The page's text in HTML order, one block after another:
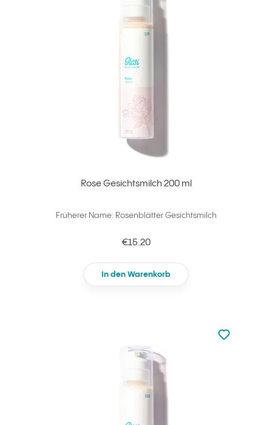
Rose Gesichtsmilch 200 ml
Früherer Name: Rosenblätter Gesichtsmilch
€15.20
In den Warenkorb
zu den
zu Ihren